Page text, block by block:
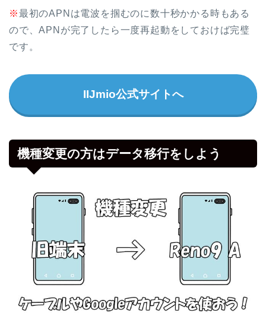
※最初のAPNは電波を掴むのに数十秒かかる時もある
ので、APNが完了したら一度再起動をしておけば完璧
です。
IIJmio公式サイトへ
機種変更の方はデータ移行をしよう